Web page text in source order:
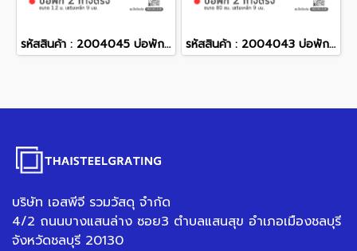
รหัสสินค้า : 2004045 บ่อพักคอนกรีต 2 ทางตรง ขนาด 1.2 ม. เสริมเหล็ก 9 มม. รหัสสินค้า : 2004043 บ่อพักคอนกรีต 2 ทางตรง ขนาด 80 ซม. เสริมเหล็ก 9 มม.
บริษัท เอสพีจี รวมวัสดุ จำกัด
4/2 ถนนบางแสนล่าง ซอย3 ตำบลแสนสุข อำเภอเมืองชลบุรี
จังหวัดชลบุรี 20130